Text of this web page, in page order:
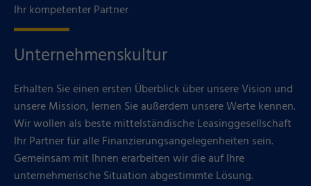
Ihr kompetenter Partner
Unternehmenskultur
Erhalten Sie einen ersten Überblick über unsere Vision und
unsere Mission, lernen Sie außerdem unsere Werte kennen.
Wir wollen als beste mittelständische Leasinggesellschaft
Ihr Partner für alle Finanzierungsangelegenheiten sein.
Gemeinsam mit Ihnen erarbeiten wir die auf Ihre
unternehmerische Situation abgestimmte Lösung.